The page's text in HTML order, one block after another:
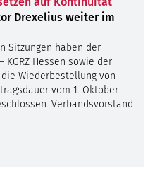
Drexelius weiter im
Sitzungen haben der
KGRZ Hessen sowie der
Wiederbestellung von
vom 1. Oktober
Verbandsvorstand